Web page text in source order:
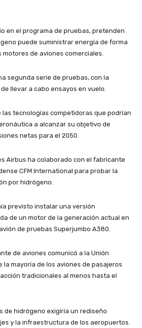
en el programa de pruebas, pretenden
puede suministrar energía de forma
motores de aviones comerciales.
segunda serie de pruebas, con la
llevar a cabo ensayos en vuelo.
las tecnologías competidoras que podrían
a alcanzar su objetivo de
netas para el 2050.
Airbus ha colaborado con el fabricante
CFM International para probar la
por hidrógeno.
previsto instalar una versión
de un motor de la generación actual en
de pruebas Superjumbo A380.
de aviones comunicó a la Unión
la mayoría de los aviones de pasajeros
tradicionales al menos hasta el
de hidrógeno exigiría un rediseño
y la infraestructura de los aeropuertos.